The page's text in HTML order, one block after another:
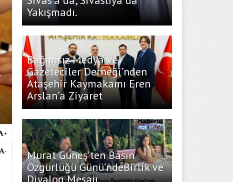
+
-
Yakışmadı.
Bağımsız Medya ve
Gazeteciler Derneği’nden
Ataşehir Kaymakamı Eren
Arslan’a Ziyaret
Murat Güneş’ten Basın
Özgürlüğü Günü’ndeBirlik ve
Diyalog Mesajı.